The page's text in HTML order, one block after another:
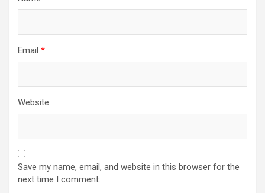
Email *
Website
Save my name, email, and website in this browser for the
next time I comment.